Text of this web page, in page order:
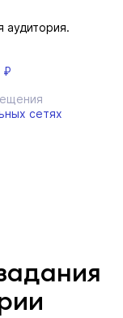
аудитория.
₽
сетях